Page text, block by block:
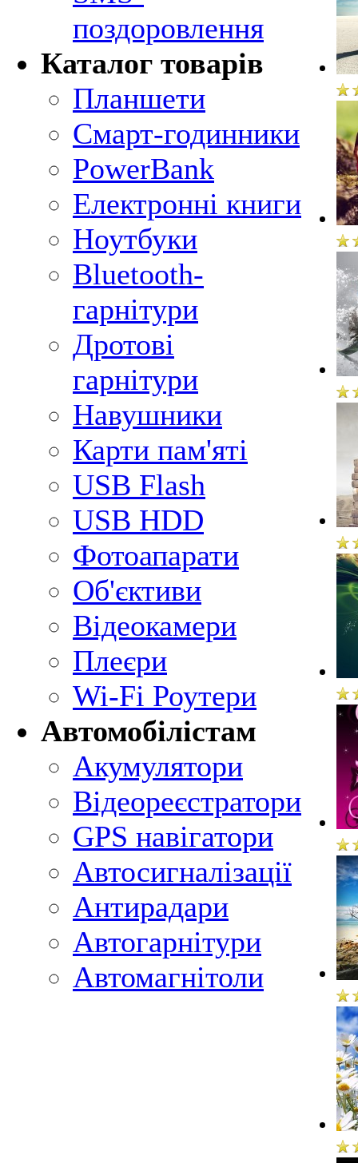
поздоровлення
Каталог товарів
Планшети
Смарт-годинники
PowerBank
Електронні книги
Ноутбуки
Bluetooth-
гарнітури
Дротові
гарнітури
Навушники
Карти пам'яті
USB Flash
USB HDD
Фотоапарати
Об'єктиви
Відеокамери
Плеєри
Wi-Fi Роутери
Автомобілістам
Акумулятори
Відеореєстратори
GPS навігатори
Автосигналізації
Антирадари
Автогарнітури
Автомагнітоли